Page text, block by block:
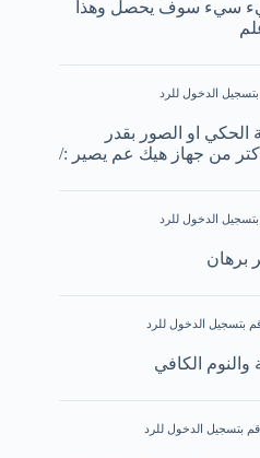
سيء سوف يحصل وهذا
الدخول للرد
الحكي او الصور بقدر
من جهاز هيك عم يصير :/
الدخول للرد
برهان
بتسجيل الدخول للرد
والنوم الكافي
قم بتسجيل الدخول للرد